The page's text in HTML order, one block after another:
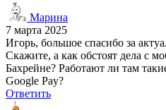
Марина
7 марта 2025
Игорь, большое спасибо за
Скажите, а как обстоят дела с
Бахрейне? Работают ли там
Google Pay?
Ответить